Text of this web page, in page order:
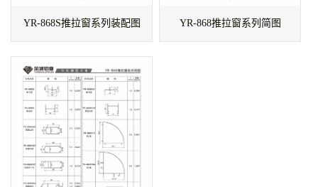
YR-868S推拉窗系列装配图 YR-868推拉窗系列简图